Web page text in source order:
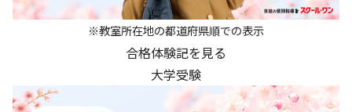
※教室所在地の都道府県順での表示
合格体験記を見る
大学受験